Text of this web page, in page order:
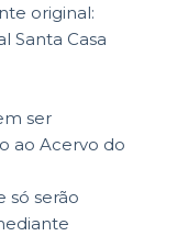
original:
Santa Casa
ser
ao Acervo do
só serão